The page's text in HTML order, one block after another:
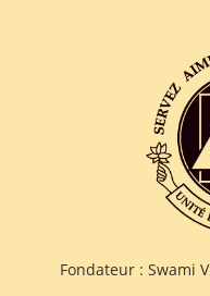
Fondateur : Swami